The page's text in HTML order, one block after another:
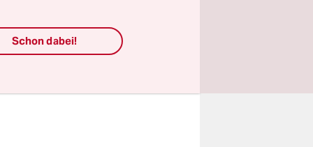
bevor:
Schon dabei!